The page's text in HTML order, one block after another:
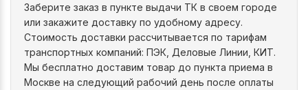
Заберите заказ в пункте выдачи ТК в своем городе
или закажите доставку по удобному адресу.
Стоимость доставки рассчитывается по тарифам
транспортных компаний: ПЭК, Деловые Линии, КИТ.
Мы бесплатно доставим товар до пункта приема в
Москве на следующий рабочий день после оплаты